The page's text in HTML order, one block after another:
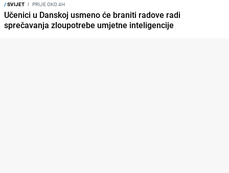
/SVIJET I PRIJE OKO 4H
Učenici u Danskoj usmeno će braniti radove radi
sprečavanja zloupotrebe umjetne inteligencije